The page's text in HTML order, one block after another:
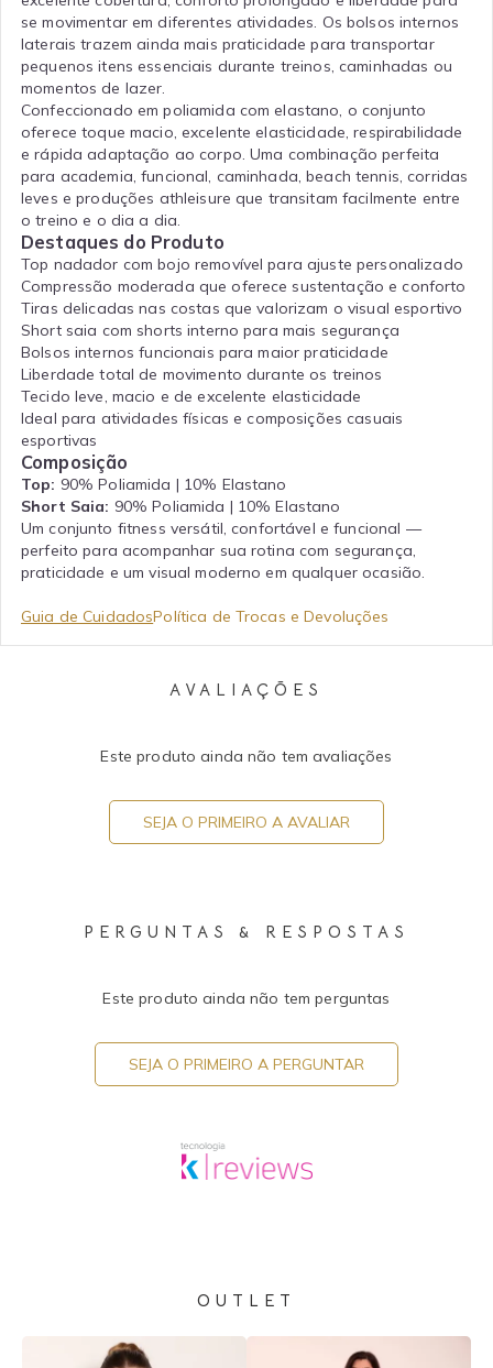
se movimentar em diferentes atividades. Os bolsos internos
laterais trazem ainda mais praticidade para transportar
pequenos itens essenciais durante treinos, caminhadas ou
momentos de lazer.
Confeccionado em poliamida com elastano, o conjunto
oferece toque macio, excelente elasticidade, respirabilidade
e rápida adaptação ao corpo. Uma combinação perfeita
para academia, funcional, caminhada, beach tennis, corridas
leves e produções athleisure que transitam facilmente entre
o treino e o dia a dia.
Destaques do Produto
Top nadador com bojo removível para ajuste personalizado
Compressão moderada que oferece sustentação e conforto
Tiras delicadas nas costas que valorizam o visual esportivo
Short saia com shorts interno para mais segurança
Bolsos internos funcionais para maior praticidade
Liberdade total de movimento durante os treinos
Tecido leve, macio e de excelente elasticidade
Ideal para atividades físicas e composições casuais
esportivas
Composição
Top: 90% Poliamida | 10% Elastano
Short Saia: 90% Poliamida | 10% Elastano
Um conjunto fitness versátil, confortável e funcional —
perfeito para acompanhar sua rotina com segurança,
praticidade e um visual moderno em qualquer ocasião.
Guia de CuidadosPolítica de Trocas e Devoluções
AVALIAÇÕES
Este produto ainda não tem avaliações
SEJA O PRIMEIRO A AVALIAR
PERGUNTAS & RESPOSTAS
Este produto ainda não tem perguntas
SEJA O PRIMEIRO A PERGUNTAR
OUTLET